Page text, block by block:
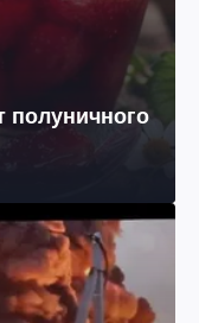
полуничного